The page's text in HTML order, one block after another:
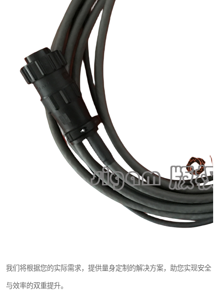
我们将根据您的实际需求，提供量身定制的解决方案，助您实现安全
与效率的双重提升。